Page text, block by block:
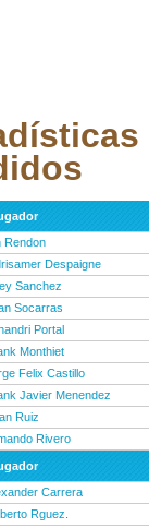
Rendon
Despaigne
Sanchez
Socarras
Portal
Monthiet
Felix Castillo
Javier Menendez
Ruiz
Rivero
Carrera
Rguez.